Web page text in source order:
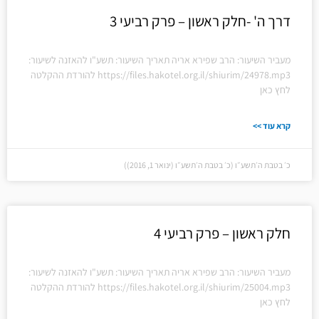
דרך ה' -חלק ראשון – פרק רביעי 3
מעביר השיעור: הרב שפירא אריה תאריך השיעור: תשע"ו להאזנה לשיעור:
https://files.hakotel.org.il/shiurim/24978.mp3 להורדת ההקלטה
לחץ כאן
קרא עוד >>
כ׳ בטבת ה׳תשע״ו (כ׳ בטבת ה׳תשע״ו (ינואר 1, 2016))
חלק ראשון – פרק רביעי 4
מעביר השיעור: הרב שפירא אריה תאריך השיעור: תשע"ו להאזנה לשיעור:
https://files.hakotel.org.il/shiurim/25004.mp3 להורדת ההקלטה
לחץ כאן